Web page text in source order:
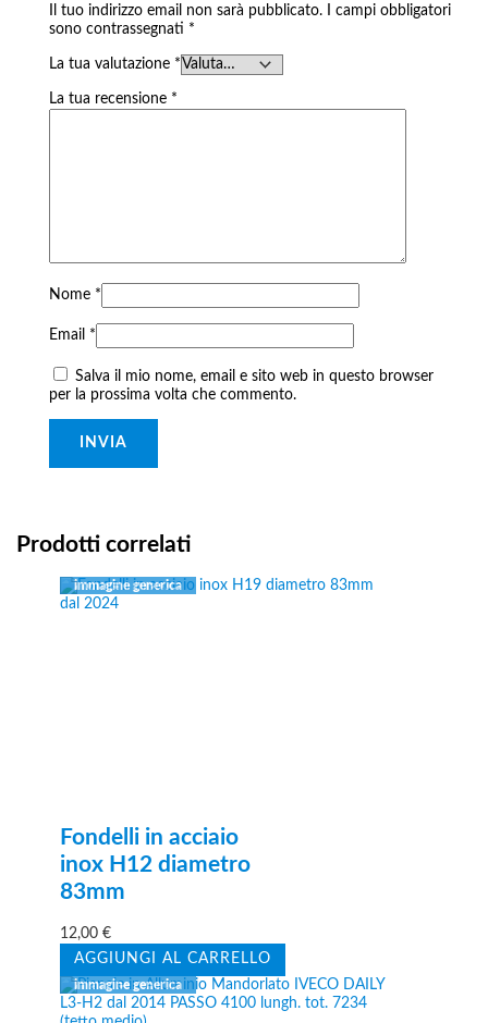
Il tuo indirizzo email non sarà pubblicato.
I campi obbligatori
sono contrassegnati *
La tua valutazione *
La tua recensione *
Nome *
Email *
Salva il mio nome, email e sito web in questo browser
per la prossima volta che commento.
Prodotti correlati
Fondelli in acciaio
inox H12 diametro
83mm
12,00€
AGGIUNGI AL CARRELLO